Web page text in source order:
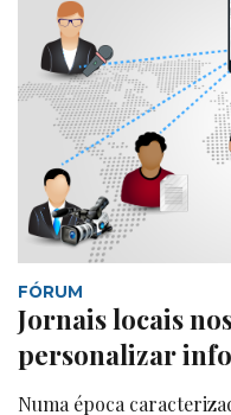
FÓRUM
Jornais locais
personalizar
Numa época